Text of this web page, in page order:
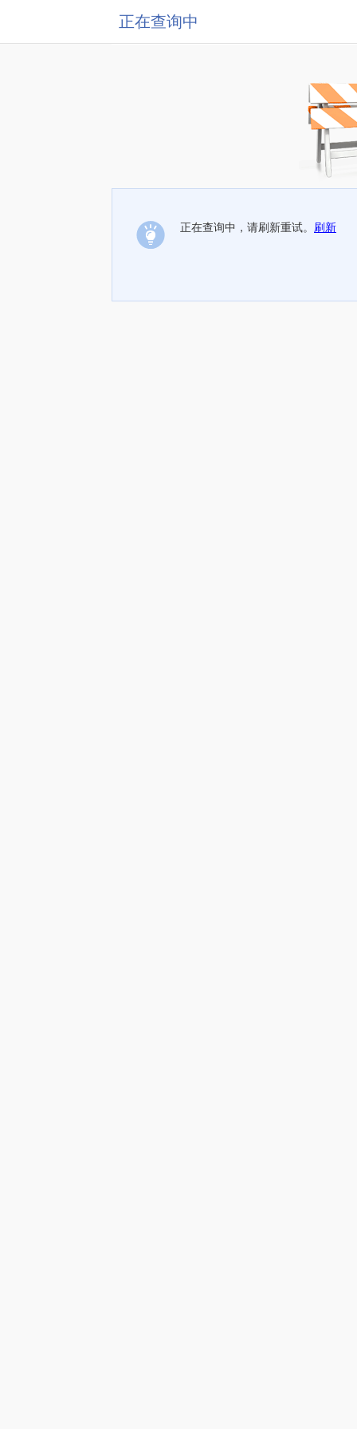
正在查询中
正在查询中，请刷新重试。 刷新